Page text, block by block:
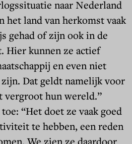
naar Nederland
het land van herkomst vaak
gehad of zijn ook in de
Hier kunnen ze actief
en even niet
Dat geldt namelijk voor
vergroot hun wereld.”
“Het doet ze vaak goed
te hebben, een reden
We zien ze daardoor